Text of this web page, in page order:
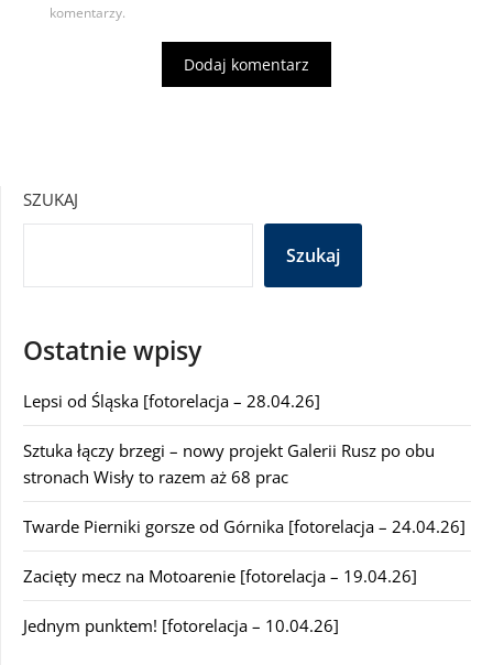
komentarzy.
SZUKAJ
Szukaj
Ostatnie wpisy
Lepsi od Śląska [fotorelacja – 28.04.26]
Sztuka łączy brzegi – nowy projekt Galerii Rusz po obu
stronach Wisły to razem aż 68 prac
Twarde Pierniki gorsze od Górnika [fotorelacja – 24.04.26]
Zacięty mecz na Motoarenie [fotorelacja – 19.04.26]
Jednym punktem! [fotorelacja – 10.04.26]